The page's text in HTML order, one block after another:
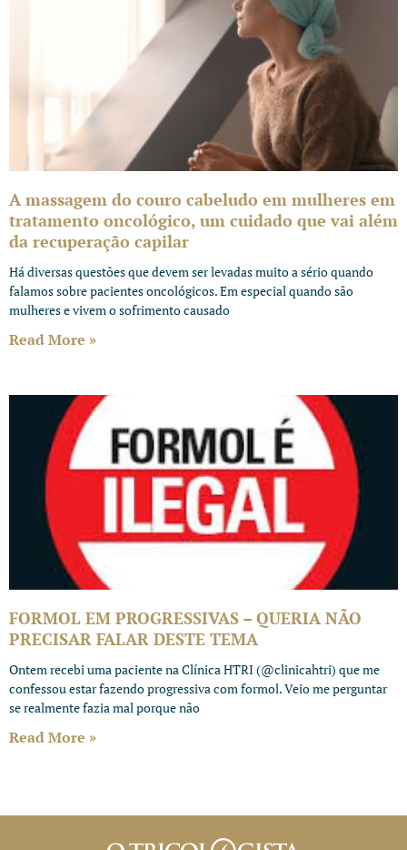
A massagem do couro cabeludo em mulheres em
tratamento oncológico, um cuidado que vai além
da recuperação capilar
Há diversas questões que devem ser levadas muito a sério quando
falamos sobre pacientes oncológicos. Em especial quando são
mulheres e vivem o sofrimento causado
Read More »
FORMOL EM PROGRESSIVAS – QUERIA NÃO
PRECISAR FALAR DESTE TEMA
Ontem recebi uma paciente na Clínica HTRI (@clinicahtri) que me
confessou estar fazendo progressiva com formol. Veio me perguntar
se realmente fazia mal porque não
Read More »